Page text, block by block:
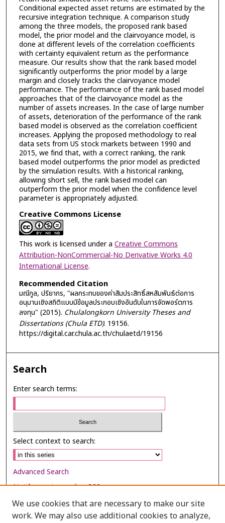
Conditional expected asset returns are estimated by the
recursive integration technique. A comparison study
among the three models, the proposed rank based
model, the prior model and the clairvoyance model, is
done at different levels of the correlation coefficients
with certainty equivalent return as the performance
measure. Our results show that the rank based model
significantly outperforms the prior model by a large
margin and closely tracks the clairvoyance model
performance. The performance of the rank based model
approaches that of the clairvoyance model as the
number of assets increases. In the case of large number
of assets, deterioration of the performance of the rank
based model is observed as the correlation coefficient
increases. Applying the proposed methodology to real
data sets from US stock markets between 1990 and
2015, we find that, with a correct ranking, the rank
based model outperforms the prior model as predicted
by the simulation results. With a historical ranking,
allowing short sell, the rank based model can
outperform the prior model when the confidence level
parameter is appropriately adjusted.
Creative Commons License
This work is licensed under a Creative Commons
Attribution-NonCommercial-No Derivative Works 4.0
International License.
Recommended Citation
มณีกูล, ปริยากร, "ผลกระทบของค่าสัมประสิทธิ์สหสัมพันธ์ต่อการ
อนุมานเชิงสถิติแบบมีข้อมูลประกอบเชิงอันดับในการจัดพอร์ตการ
ลงทุน" (2015). Chulalongkorn University Theses and
Dissertations (Chula ETD). 19156.
https://digital.car.chula.ac.th/chulaetd/19156
Search
Enter search terms:
Select context to search:
Advanced Search
Notify me via email orRSS
Browse
We use cookies that are necessary to make our site
work. We may also use additional cookies to analyze,